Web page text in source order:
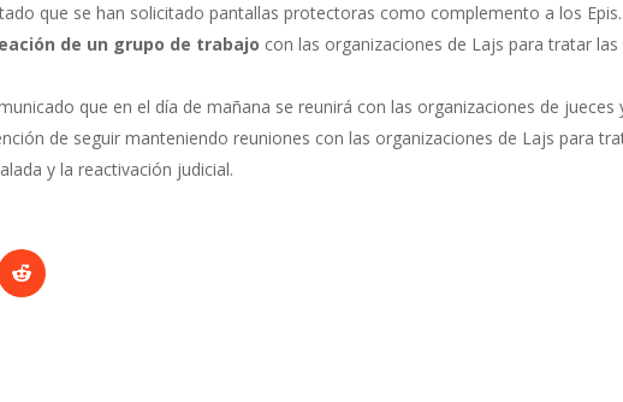
que se han solicitado pantallas protectoras como complemento a los Epis.
de un grupo de trabajo con las organizaciones de Lajs para tratar las
que en el día de mañana se reunirá con las organizaciones de jueces
de seguir manteniendo reuniones con las organizaciones de Lajs para
y la reactivación judicial.